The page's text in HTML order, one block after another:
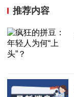
推荐内容